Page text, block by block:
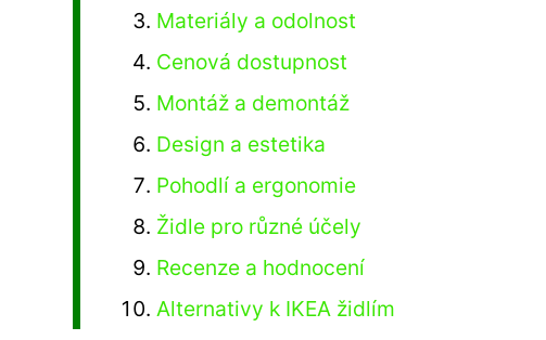
Materiály a odolnost
Cenová dostupnost
Montáž a demontáž
Design a estetika
Pohodlí a ergonomie
Židle pro různé účely
Recenze a hodnocení
Alternativy k IKEA židlím